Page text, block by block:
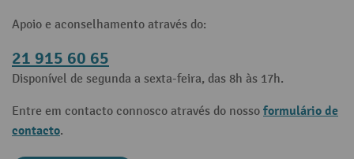
Apoio e aconselhamento através do:
21 915 60 65
Disponível de segunda a sexta-feira, das 8h às 17h.
Entre em contacto connosco através do nosso formulário de
contacto.